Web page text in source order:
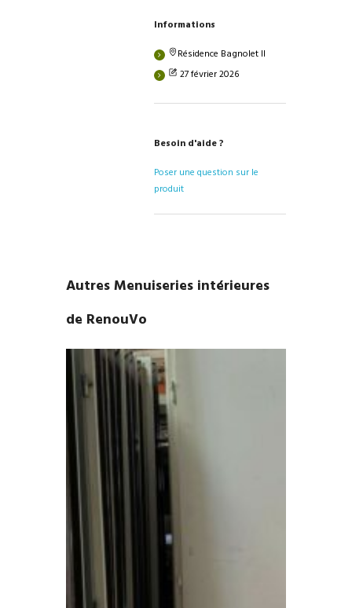
Informations
Résidence Bagnolet II
27 février 2026
Besoin d'aide ?
Poser une question sur le
produit
Autres Menuiseries intérieures
de RenouVo